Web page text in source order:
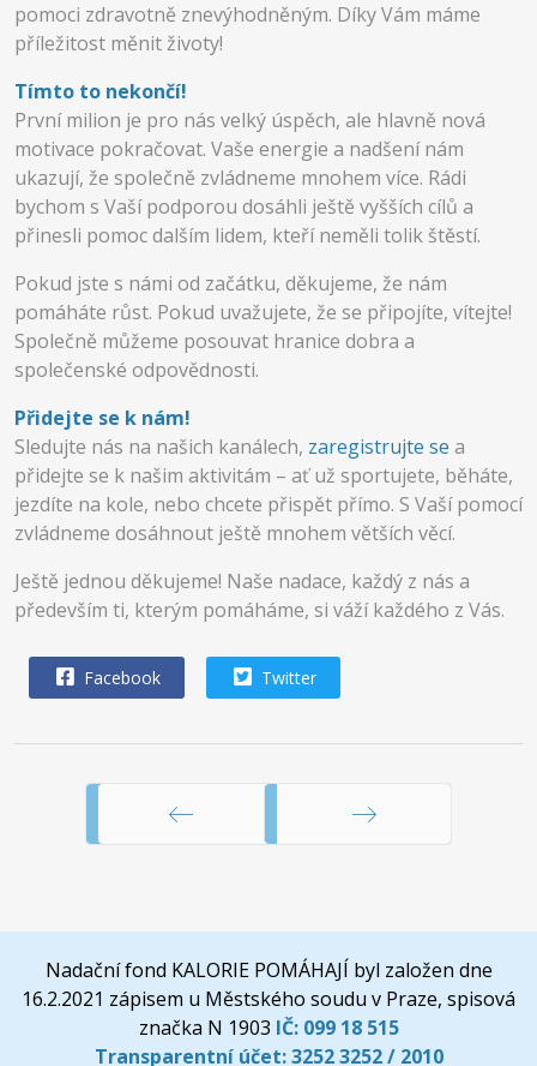
pomoci zdravotně znevýhodněným. Díky Vám máme
příležitost měnit životy!
Tímto to nekončí!
První milion je pro nás velký úspěch, ale hlavně nová
motivace pokračovat. Vaše energie a nadšení nám
ukazují, že společně zvládneme mnohem více. Rádi
bychom s Vaší podporou dosáhli ještě vyšších cílů a
přinesli pomoc dalším lidem, kteří neměli tolik štěstí.
Pokud jste s námi od začátku, děkujeme, že nám
pomáháte růst. Pokud uvažujete, že se připojíte, vítejte!
Společně můžeme posouvat hranice dobra a
společenské odpovědnosti.
Přidejte se k nám!
Sledujte nás na našich kanálech, zaregistrujte se a
přidejte se k našim aktivitám – ať už sportujete, běháte,
jezdíte na kole, nebo chcete přispět přímo. S Vaší pomocí
zvládneme dosáhnout ještě mnohem větších věcí.
Ještě jednou děkujeme! Naše nadace, každý z nás a
především ti, kterým pomáháme, si váží každého z Vás.
Facebook Twitter
Nadační fond KALORIE POMÁHAJÍ byl založen dne
16.2.2021 zápisem u Městského soudu v Praze, spisová
značka N 1903 IČ: 099 18 515
Transparentní účet:3252 3252 / 2010